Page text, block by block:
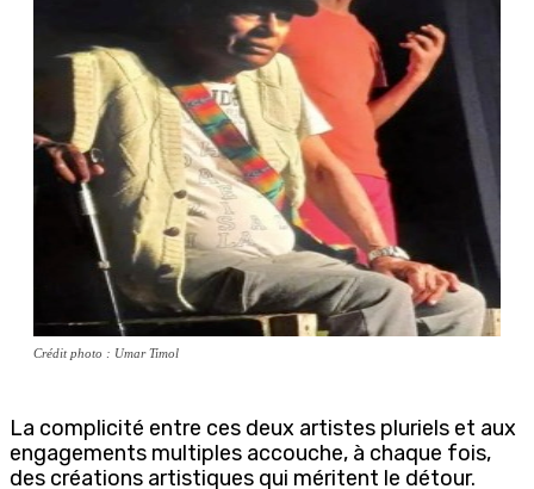
Crédit photo : Umar Timol
La complicité entre ces deux artistes pluriels et aux
engagements multiples accouche, à chaque fois,
des créations artistiques qui méritent le détour.